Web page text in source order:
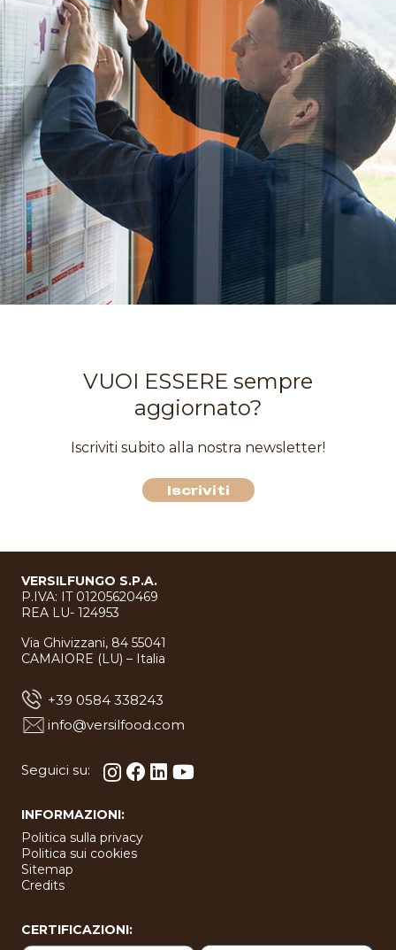
VUOI ESSERE sempre
aggiornato?
Iscriviti subito alla nostra newsletter!
Iscriviti
VERSILFUNGO S.P.A.
P.IVA: IT 01205620469
REA LU- 124953
Via Ghivizzani, 84 55041
CAMAIORE (LU) – Italia
+39 0584 338243
info@versilfood.com
Seguici su:
INFORMAZIONI:
Politica sulla privacy
Politica sui cookies
Sitemap
Credits
CERTIFICAZIONI: